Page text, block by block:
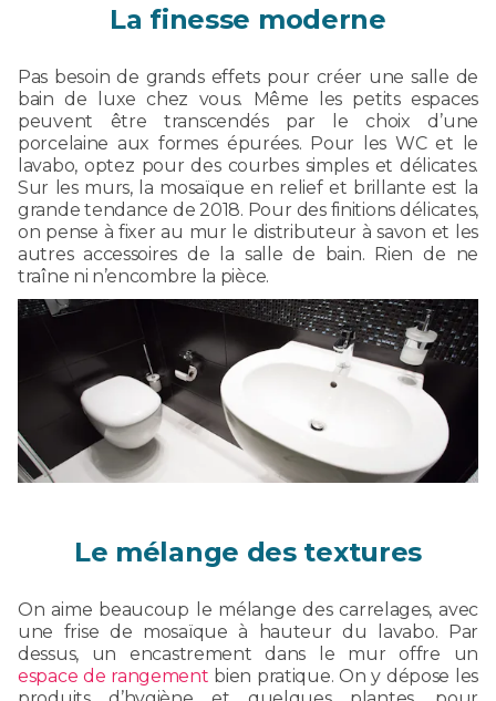
La finesse moderne
Pas besoin de grands effets pour créer une salle de
bain de luxe chez vous. Même les petits espaces
peuvent être transcendés par le choix d’une
porcelaine aux formes épurées. Pour les WC et le
lavabo, optez pour des courbes simples et délicates.
Sur les murs, la mosaïque en relief et brillante est la
grande tendance de 2018. Pour des finitions délicates,
on pense à fixer au mur le distributeur à savon et les
autres accessoires de la salle de bain. Rien de ne
traîne ni n’encombre la pièce.
Le mélange des textures
On aime beaucoup le mélange des carrelages, avec
une frise de mosaïque à hauteur du lavabo. Par
dessus, un encastrement dans le mur offre un
espace de rangement bien pratique. On y dépose les